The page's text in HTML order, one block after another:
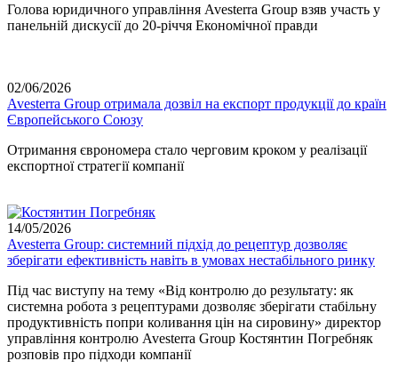
Голова юридичного управління Avesterra Group взяв участь у
панельній дискусії до 20-річчя Економічної правди
02/06/2026
Avesterra Group отримала дозвіл на експорт продукції до країн
Європейського Союзу
Отримання єврономера стало черговим кроком у реалізації
експортної стратегії компанії
14/05/2026
Avesterra Group: системний підхід до рецептур дозволяє
зберігати ефективність навіть в умовах нестабільного ринку
Під час виступу на тему «Від контролю до результату: як
системна робота з рецептурами дозволяє зберігати стабільну
продуктивність попри коливання цін на сировину» директор
управління контролю Avesterra Group Костянтин Погребняк
розповів про підходи компанії